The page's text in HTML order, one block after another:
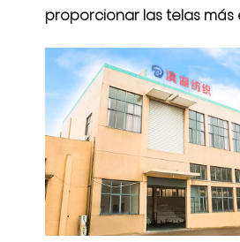
proporcionar las telas más